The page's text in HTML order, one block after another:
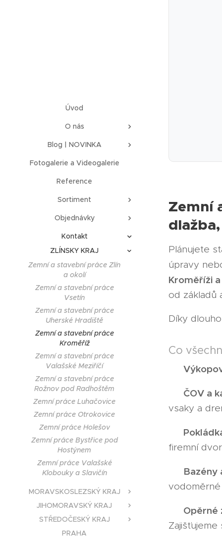
Úvod
O nás
Blog | NOVINKA
Fotogalerie a Videogalerie
Reference
Sortiment
Objednávky
Kontakt
ZLÍNSKY KRAJ
Zemní a stavební práce Zlín
a okolí
Zemní a stavební práce
Vsetín
Zemní a stavební práce
Uherské Hradiště
Zemní a stavební práce
Kroměříž
Zemní a stavební práce
Valašské Meziříčí
Zemní a stavební práce
Rožnov pod Radhoštěm
Zemní práce Luhačovice
Zemní práce Otrokovice
Zemní práce Holešov
Zemní práce Bystřice pod
Hostýnem
Zemní práce Valašské
Klobouky a Slavičín
MORAVSKOSLEZSKÝ KRAJ
JIHOMORAVSKÝ KRAJ
STŘEDOČESKÝ KRAJ
PRAHA
Zemní
Plánujete
úpravy
Kroměříži
od základů
Díky
Co
ČOV a
vsaky a
firemní
Bazény
vodoměrné
Opěrné
Zajišťujeme